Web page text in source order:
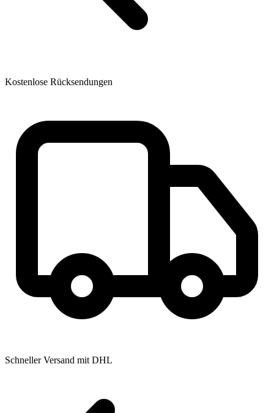
Kostenlose Rücksendungen
Schneller Versand mit DHL